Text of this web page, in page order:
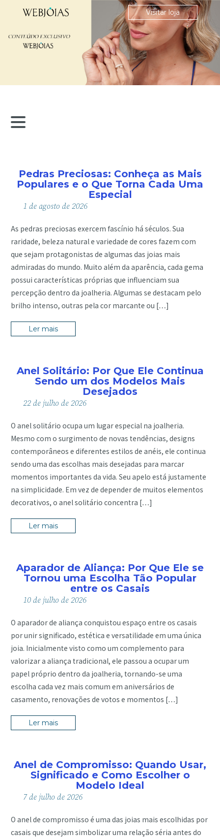
Visitar loja
Pedras Preciosas: Conheça as Mais
Populares e o Que Torna Cada Uma
Especial
1 deagostode2026
As pedras preciosas exercem fascínio há séculos. Sua
raridade, beleza natural e variedade de cores fazem com
que sejam protagonistas de algumas das joias mais
admiradas do mundo. Muito além da aparência, cada gema
possui características próprias que influenciam sua
percepção dentro da joalheria. Algumas se destacam pelo
brilho intenso, outras pela cor marcante ou […]
Ler mais
Anel Solitário: Por Que Ele Continua
Sendo um dos Modelos Mais
Desejados
22de julhode2026
O anel solitário ocupa um lugar especial na joalheria.
Mesmo com o surgimento de novas tendências, designs
contemporâneos e diferentes estilos de anéis, ele continua
sendo uma das escolhas mais desejadas para marcar
momentos importantes da vida. Seu apelo está justamente
na simplicidade. Em vez de depender de muitos elementos
decorativos, o anel solitário concentra […]
Ler mais
Aparador de Aliança: Por Que Ele se
Tornou uma Escolha Tão Popular
entre os Casais
10de julhode2026
O aparador de aliança conquistou espaço entre os casais
por unir significado, estética e versatilidade em uma única
joia. Inicialmente visto como um complemento para
valorizar a aliança tradicional, ele passou a ocupar um
papel próprio dentro da joalheria, tornando-se uma
escolha cada vez mais comum em aniversários de
casamento, renovações de votos e momentos […]
Ler mais
Anel de Compromisso: Quando Usar,
Significado e Como Escolher o
Modelo Ideal
7de julhode2026
O anel de compromisso é uma das joias mais escolhidas por
casais que desejam simbolizar uma relação séria antes do